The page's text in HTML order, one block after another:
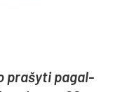
pra­šy­ti pa­gal­